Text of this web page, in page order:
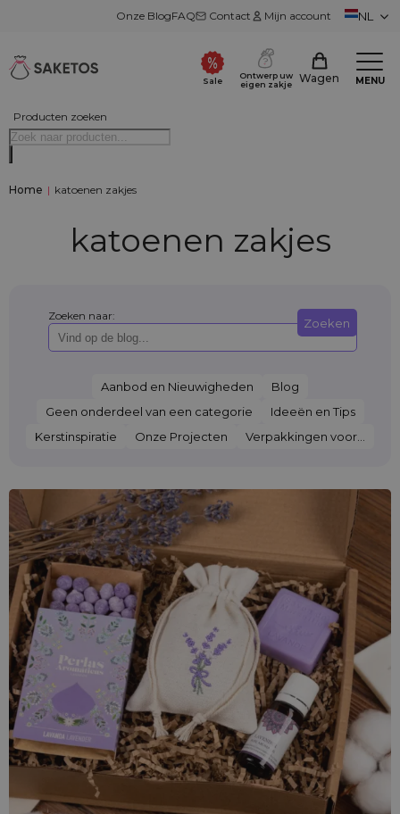
Onze BlogFAQ Contact Mijn account NL
Producten zoeken
Sale
Ontwerp uw
eigen zakje
Wagen MENU
Home | katoenen zakjes
katoenen zakjes
Zoeken naar: Zoeken
Aanbod en Nieuwigheden
Blog
Geen onderdeel van een categorie
Ideeën en Tips
Kerstinspiratie
Onze Projecten Verpakkingen voor...